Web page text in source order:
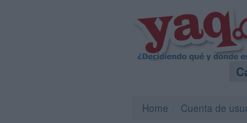
Home Cuenta de